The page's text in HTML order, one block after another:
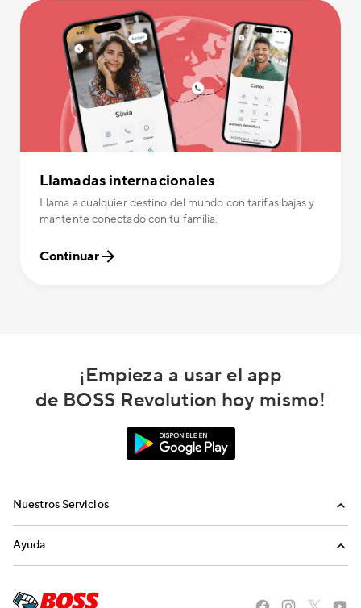
Llamadas internacionales
Llama a cualquier destino del mundo con tarifas bajas y
mantente conectado con tu familia.
Continuar
¡Empieza a usar el app
de BOSS Revolution hoy mismo!
Nuestros Servicios
Recargas Internacionales
Ayuda
Envíanos un email